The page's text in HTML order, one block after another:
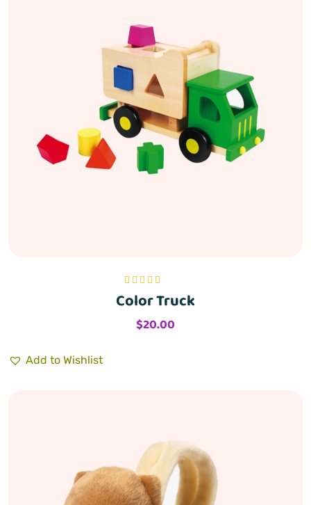
Bewertet mit
5.00
von 5
Color Truck
$20.00
Add to Wishlist